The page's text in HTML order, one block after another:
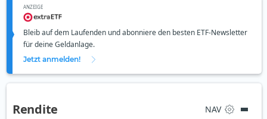
ANZEIGE
Bleib auf dem Laufenden und abonniere den besten ETF-Newsletter
für deine Geldanlage.
Jetzt anmelden!
Rendite NAV